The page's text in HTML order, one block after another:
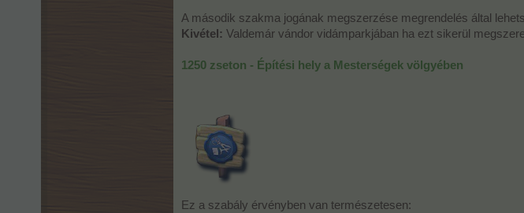
A második szakma jogának megszerzése megrendelés által
Kivétel: Valdemár vándor vidámparkjában ha ezt sikerül
1250 zseton - Építési hely a Mesterségek völgyében
Ez a szabály érvényben van természetesen: